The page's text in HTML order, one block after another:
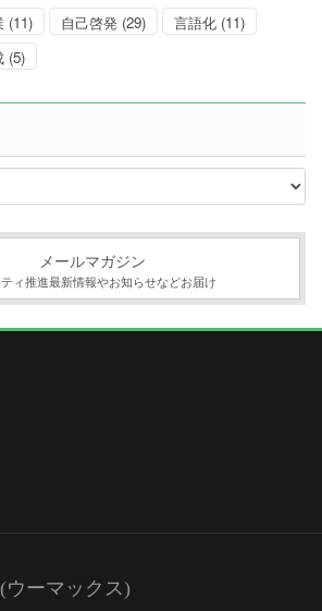
(11) 自己啓発 (29) 言語化 (11)
(5)
メールマガジン
ィ推進最新情報やお知らせなどお届け
ウーマックス)